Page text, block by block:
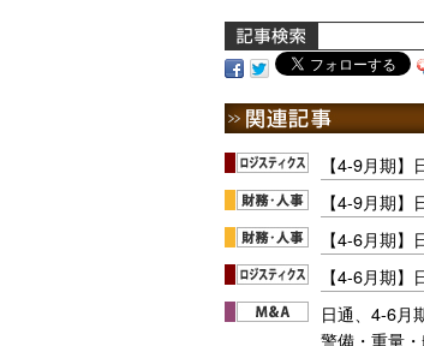
【4-9月期
【4-9月期
【4-6月期
【4-6月期
日通、4-6月
警備・重量